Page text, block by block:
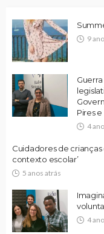
9
Pires
4
Cuidadores de
contexto escolar’
5 anos atrás
4